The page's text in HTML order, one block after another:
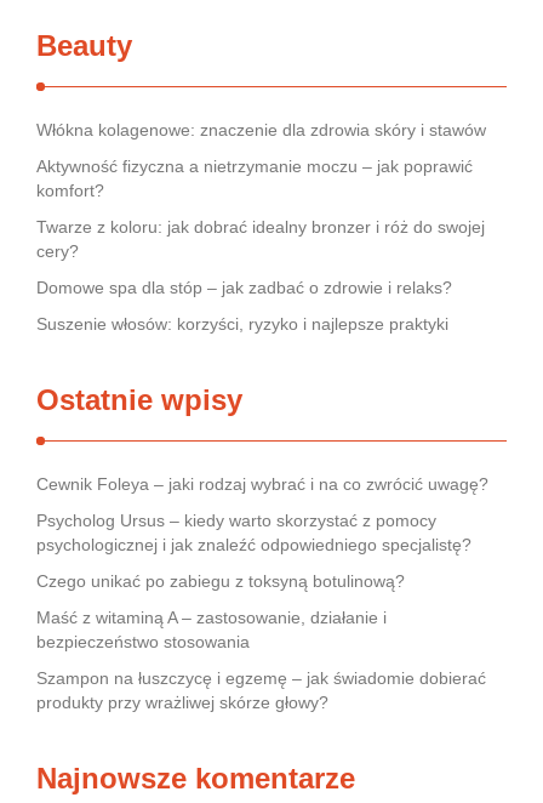
Beauty
Włókna kolagenowe: znaczenie dla zdrowia skóry i stawów
Aktywność fizyczna a nietrzymanie moczu – jak poprawić
komfort?
Twarze z koloru: jak dobrać idealny bronzer i róż do swojej
cery?
Domowe spa dla stóp – jak zadbać o zdrowie i relaks?
Suszenie włosów: korzyści, ryzyko i najlepsze praktyki
Ostatnie wpisy
Cewnik Foleya – jaki rodzaj wybrać i na co zwrócić uwagę?
Psycholog Ursus – kiedy warto skorzystać z pomocy
psychologicznej i jak znaleźć odpowiedniego specjalistę?
Czego unikać po zabiegu z toksyną botulinową?
Maść z witaminą A – zastosowanie, działanie i
bezpieczeństwo stosowania
Szampon na łuszczycę i egzemę – jak świadomie dobierać
produkty przy wrażliwej skórze głowy?
Najnowsze komentarze